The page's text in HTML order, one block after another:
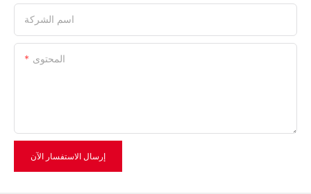
اسم الشركة
المحتوى
إرسال الاستفسار الآن